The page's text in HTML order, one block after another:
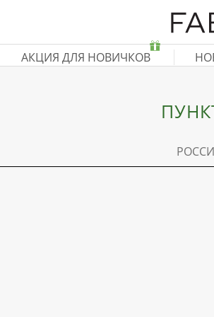
АКЦИЯ ДЛЯ НОВИЧКОВ